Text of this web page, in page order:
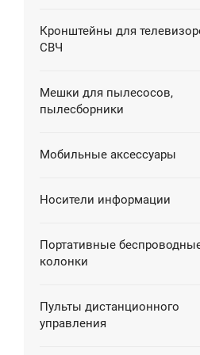
Кронштейны для
СВЧ
Мешки для пылесосов,
пылесборники
Мобильные аксессуары
Носители информации
Портативные
колонки
Пульты дистанционного
управления